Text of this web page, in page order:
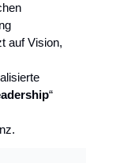
auf Vision,
“